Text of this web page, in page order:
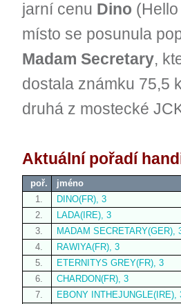
jarní cenu Dino
místo se posunula
Madam Secretary,
dostala známku 75,5
druhá z mostecké
Aktuální pořadí
poř. jméno
1.
DINO(FR), 3
2.
LADA(IRE), 3
3.
MADAM SECRETARY(GER),
4.
RAWIYA(FR), 3
5.
ETERNITYS GREY(FR), 3
6.
CHARDON(FR), 3
7.
EBONY INTHEJUNGLE(IRE),